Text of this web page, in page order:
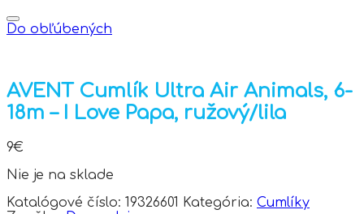
Do obľúbených
AVENT Cumlík Ultra Air Animals, 6-
18m – I Love Papa, ružový/lila
9€
Nie je na sklade
Katalógové číslo: 19326601 Kategória: Cumlíky